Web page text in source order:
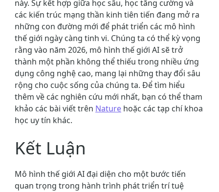
này. Sự kết hợp giữa học sâu, học tăng cường và
các kiến trúc mạng thần kinh tiên tiến đang mở ra
những con đường mới để phát triển các mô hình
thế giới ngày càng tinh vi. Chúng ta có thể kỳ vọng
rằng vào năm 2026, mô hình thế giới AI sẽ trở
thành một phần không thể thiếu trong nhiều ứng
dụng công nghệ cao, mang lại những thay đổi sâu
rộng cho cuộc sống của chúng ta. Để tìm hiểu
thêm về các nghiên cứu mới nhất, bạn có thể tham
khảo các bài viết trên Nature hoặc các tạp chí khoa
học uy tín khác.
Kết Luận
Mô hình thế giới AI đại diện cho một bước tiến
quan trọng trong hành trình phát triển trí tuệ